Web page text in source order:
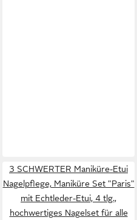
3 SCHWERTER Maniküre-Etui
Nagelpflege, Maniküre Set "Paris"
mit Echtleder-Etui, 4 tlg.,
hochwertiges Nagelset für alle